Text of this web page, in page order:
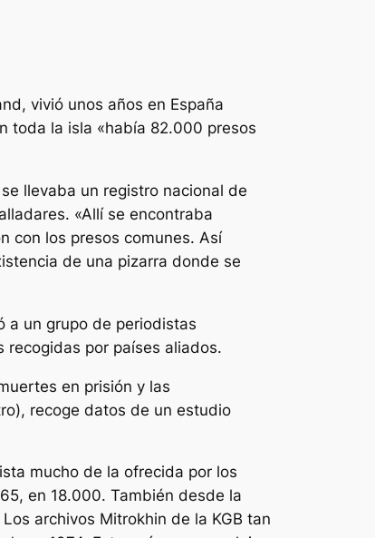
vivió unos años en España
toda la isla «había 82.000 presos
llevaba un registro nacional de
«Allí se encontraba
con los presos comunes. Así
de una pizarra donde se
a un grupo de periodistas
recogidas por países aliados.
en prisión y las
recoge datos de un estudio
mucho de la ofrecida por los
en 18.000. También desde la
archivos Mitrokhin de la KGB tan